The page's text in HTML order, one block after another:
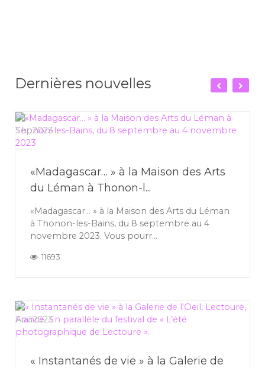
Dernières nouvelles
06
Sep2023
«Madagascar… » à la Maison des Arts
du Léman à Thonon-l...
«Madagascar… » à la Maison des Arts du Léman
à Thonon-les-Bains, du 8 septembre au 4
novembre 2023. Vous pourr...
11693
27
Aoû2023
« Instantanés de vie » à la Galerie de